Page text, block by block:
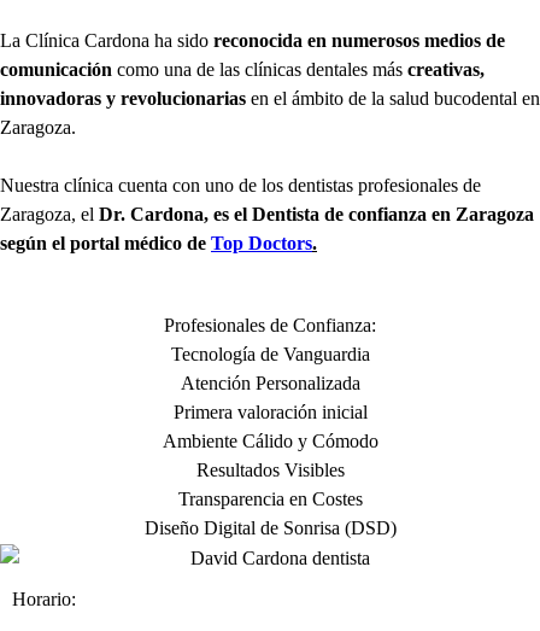
La Clínica Cardona ha sido reconocida en numerosos medios de
comunicación como una de las clínicas dentales más creativas,
innovadoras y revolucionarias en el ámbito de la salud bucodental en
Zaragoza.
Nuestra clínica cuenta con uno de los dentistas profesionales de
Zaragoza, el Dr. Cardona, es el Dentista de confianza en Zaragoza
según el portal médico de Top Doctors.
Profesionales de Confianza:
Tecnología de Vanguardia
Atención Personalizada
Primera valoración inicial
Ambiente Cálido y Cómodo
Resultados Visibles
Transparencia en Costes
Diseño Digital de Sonrisa (DSD)
Horario: